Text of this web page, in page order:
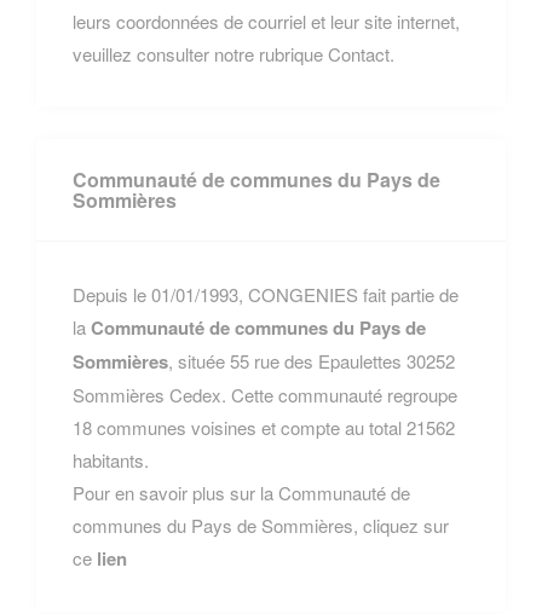
leurs coordonnées de courriel et leur site internet,
veuillez consulter notre rubrique Contact.
Communauté de communes du Pays de
Sommières
Depuis le 01/01/1993, CONGENIES fait partie de
laCommunauté de communes du Pays de
Sommières, située 55 rue des Epaulettes 30252
Sommières Cedex. Cette communauté regroupe
18 communes voisines et compte au total 21562
habitants.
Pour en savoir plus sur la Communauté de
communes du Pays de Sommières, cliquez sur
ce lien